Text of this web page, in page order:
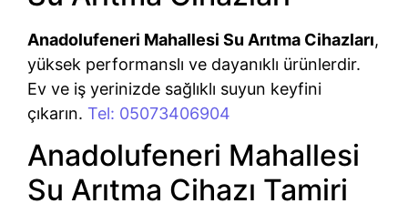
Anadolufeneri Mahallesi Su Arıtma Cihazları,
yüksek performanslı ve dayanıklı ürünlerdir.
Ev ve iş yerinizde sağlıklı suyun keyfini
çıkarın. Tel: 05073406904
Anadolufeneri Mahallesi
Su Arıtma Cihazı Tamiri